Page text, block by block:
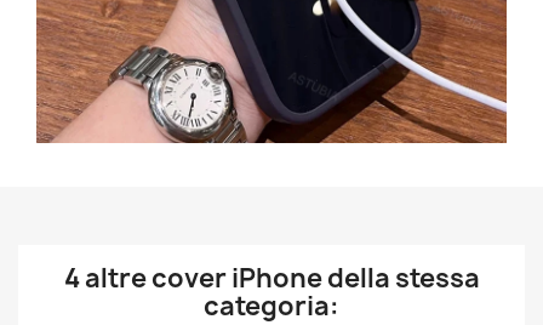
4 altre cover iPhone della stessa
categoria: